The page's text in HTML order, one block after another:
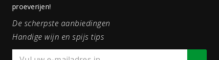
proeverijen!
De scherpste aanbiedingen
Handige wijn en spijs tips